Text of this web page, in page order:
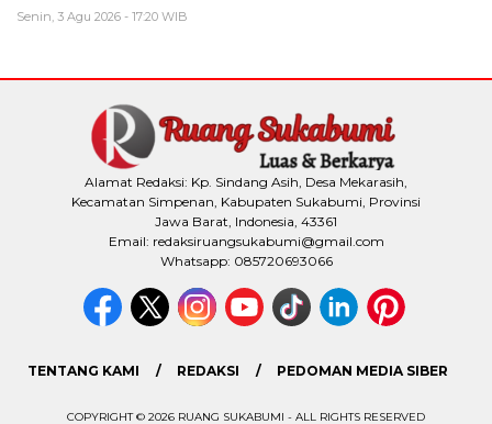
Senin, 3 Agu 2026 - 17:20 WIB
Alamat Redaksi: Kp. Sindang Asih, Desa Mekarasih,
Kecamatan Simpenan, Kabupaten Sukabumi, Provinsi
Jawa Barat, Indonesia, 43361
Email: redaksiruangsukabumi@gmail.com
Whatsapp: 085720693066
TENTANG KAMI REDAKSI PEDOMAN MEDIA SIBER
COPYRIGHT © 2026 RUANG SUKABUMI - ALL RIGHTS RESERVED